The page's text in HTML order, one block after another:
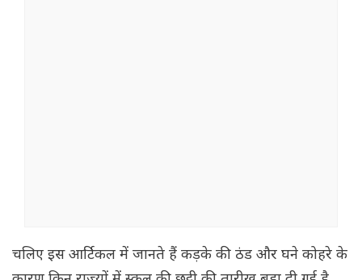
चलिए इस आर्टिकल में जानते हैं कड़के की ठंड और घने कोहरे के